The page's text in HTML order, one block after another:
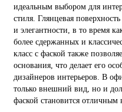
идеальным выбором для
стиля. Глянцевая
и элегантности, в то время
более сдержанных и
класс с фаской также
основания, что делает его
дизайнеров интерьеров. В
только внешний вид, но и
фаской становится отличным